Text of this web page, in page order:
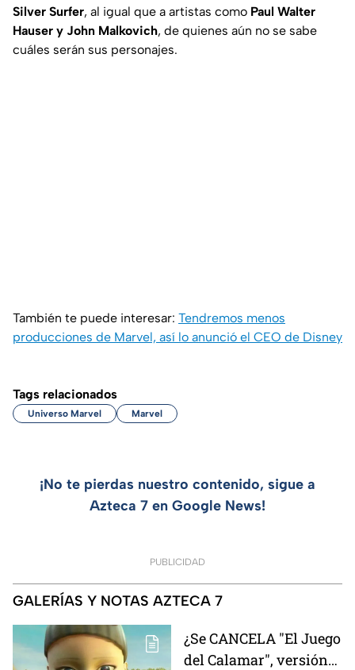
Silver Surfer, al igual que a artistas como Paul Walter
Hauser y John Malkovich, de quienes aún no se sabe
cuáles serán sus personajes.
También te puede interesar: Tendremos menos
producciones de Marvel, así lo anunció el CEO de Disney
Tags relacionados
Universo Marvel Marvel
¡No te pierdas nuestro contenido, sigue a
Azteca 7 en Google News!
PUBLICIDAD
GALERÍAS Y NOTAS AZTECA 7
¿Se CANCELA "El Juego
del Calamar", versión